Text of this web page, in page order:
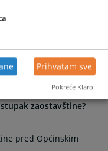
informacijama
zaostavštine?
pred Općinskim
Prihvatam sve
Pokreće Klaro!